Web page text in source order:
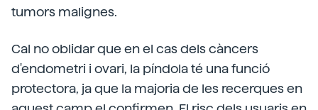
tumors malignes.
Cal no oblidar que en el cas dels càncers
d'endometri i ovari, la píndola té una funció
protectora, ja que la majoria de les recerques en